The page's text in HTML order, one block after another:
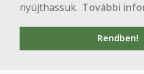
nyújthassuk. További
Rendben!
Copyright © 2020
1111 Budapest,